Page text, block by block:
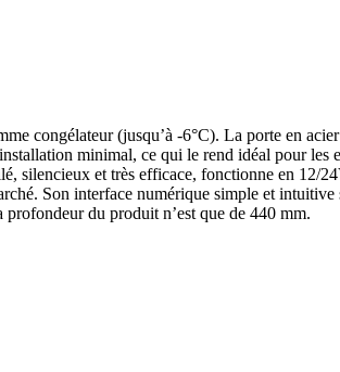
congélateur (jusqu’à -6°C). La porte en
minimal, ce qui le rend idéal pour
silencieux et très efficace, fonctionne en 12/
Son interface numérique simple et intuitive
du produit n’est que de 440 mm.